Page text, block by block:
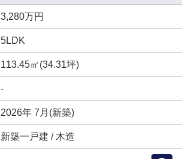
3,280万円
5LDK
113.45㎡(34.31坪)
-
2026年 7月(新築)
新築一戸建 / 木造